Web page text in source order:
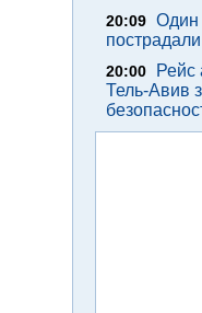
20:09 Один
20:00
Рейс
Тель-Авив